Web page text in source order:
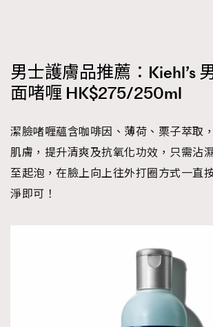
男士護膚品推薦：Kiehl’s
面啫喱 HK$275/250ml
潔臉啫喱蘊含咖啡因、薄荷、栗子萃取
肌膚，提升清爽及抗氧化功效，只需沾
至起泡，在臉上向上往外打圈方式一直
淨即可！